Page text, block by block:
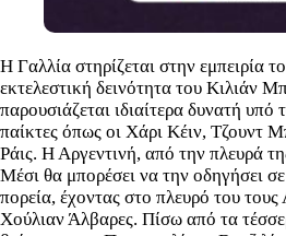
Η Γαλλία στηρίζεται στην εμπειρία
εκτελεστική δεινότητα του Κιλιάν
παρουσιάζεται ιδιαίτερα δυνατή
παίκτες όπως οι Χάρι Κέιν, Τζουντ
Ράις. Η Αργεντινή, από την πλευρά
Μέσι θα μπορέσει να την οδηγήσει
πορεία, έχοντας στο πλευρό του
Χούλιαν Άλβαρες. Πίσω από τα